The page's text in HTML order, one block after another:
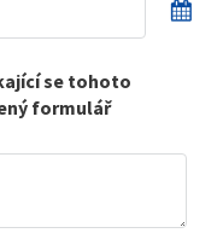
se tohoto
formulář